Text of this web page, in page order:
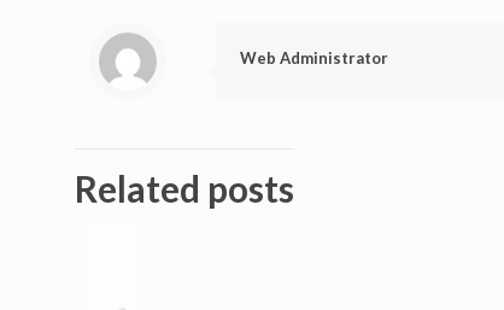
Web Administrator
Related posts